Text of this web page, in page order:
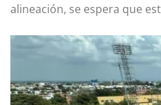
alineación, se espera que